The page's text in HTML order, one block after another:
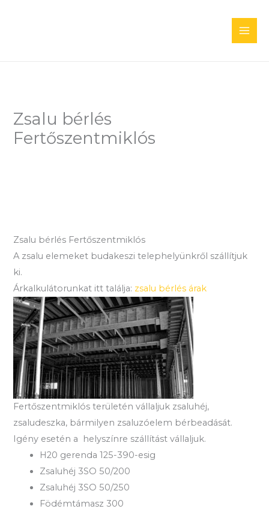
Zsalu bérlés
Fertőszentmiklós
Zsalu bérlés Fertőszentmiklós
A zsalu elemeket budakeszi telephelyünkről szállítjuk
ki.
Árkalkulátorunkat itt találja: zsalu bérlés árak
Fertőszentmiklós területén vállaljuk zsaluhéj,
zsaludeszka, bármilyen zsaluzóelem bérbeadását.
Igény esetén a helyszínre szállítást vállaljuk.
H20 gerenda 125-390-esig
Zsaluhéj 3SO 50/200
Zsaluhéj 3SO 50/250
Födémtámasz 300